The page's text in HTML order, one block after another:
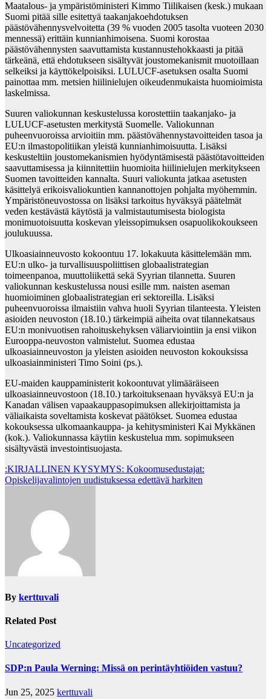
Maatalous- ja ympäristöministeri Kimmo Tiilikaisen (kesk.) mukaan
Suomi pitää sille esitettyä taakanjakoehdotuksen
päästövähennysvelvoitetta (39 % vuoden 2005 tasolta vuoteen 2030
mennessä) erittäin kunnianhimoisena. Suomi korostaa
päästövähennysten saavuttamista kustannustehokkaasti ja pitää
tärkeänä, että ehdotukseen sisältyvät joustomekanismit muotoillaan
selkeiksi ja käyttökelpoisiksi. LULUCF-asetuksen osalta Suomi
painottaa mm. metsien hiilinielujen oikeudenmukaista huomioimista
laskelmissa.
Suuren valiokunnan keskustelussa korostettiin taakanjako- ja
LULUCF-asetusten merkitystä Suomelle. Valiokunnan
puheenvuoroissa arvioitiin mm. päästövähennystavoitteiden tasoa ja
EU:n ilmastopolitiikan yleistä kunnianhimoisuutta. Lisäksi
keskusteltiin joustomekanismien hyödyntämisestä päästötavoitteiden
saavuttamisessa ja kiinnitettiin huomioita hiilinielujen merkitykseen
Suomen tavoitteiden kannalta. Suuri valiokunta jatkaa asetusten
käsittelyä erikoisvaliokuntien kannanottojen pohjalta myöhemmin.
Ympäristöneuvostossa on lisäksi tarkoitus hyväksyä päätelmät
veden kestävästä käytöstä ja valmistautumisesta biologista
monimuotoisuutta koskevan yleissopimuksen osapuolikokoukseen
joulukuussa.
Ulkoasiainneuvosto kokoontuu 17. lokakuuta käsittelemään mm.
EU:n ulko- ja turvallisuuspoliittisen globaalistrategian
toimeenpanoa, muuttoliikettä sekä Syyrian tilannetta. Suuren
valiokunnan keskustelussa nousi esille mm. naisten aseman
huomioiminen globaalistrategian eri sektoreilla. Lisäksi
puheenvuoroissa ilmaistiin vahva huoli Syyrian tilanteesta. Yleisten
asioiden neuvoston (18.10.) tärkeimpiä aiheita ovat tilannekatsaus
EU:n monivuotisen rahoituskehyksen väliarviointiin ja ensi viikon
Eurooppa-neuvoston valmistelut. Suomea edustaa
ulkoasiainneuvoston ja yleisten asioiden neuvoston kokouksissa
ulkoasiainministeri Timo Soini (ps.).
EU-maiden kauppaministerit kokoontuvat ylimääräiseen
ulkoasiainneuvostoon (18.10.) tarkoituksenaan hyväksyä EU:n ja
Kanadan välisen vapaakauppasopimuksen allekirjoittamista ja
väliaikaista soveltamista koskevat päätökset. Suomea edustaa
kokouksessa ulkomaankauppa- ja kehitysministeri Kai Mykkänen
(kok.). Valiokunnassa käytiin keskustelua mm. sopimukseen
sisältyvästä investointisuojasta.
Post
navigation
:KIRJALLINEN KYSYMYS: Kokoomusedustajat:
Opiskelijavalintojen uudistuksessa edettävä harkiten
By kerttuvali
Related Post
Uncategorized
SDP:n Paula Werning: Missä on perintäyhtiöiden vastuu?
Jun 25, 2025 kerttuvali